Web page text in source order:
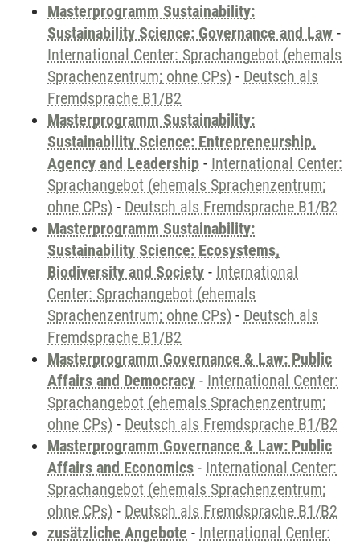
Masterprogramm Sustainability:
Sustainability Science: Governance and Law -
International Center: Sprachangebot (ehemals
Sprachenzentrum; ohne CPs) - Deutsch als
Fremdsprache B1/B2
Masterprogramm Sustainability:
Sustainability Science: Entrepreneurship,
Agency and Leadership - International Center:
Sprachangebot (ehemals Sprachenzentrum;
ohne CPs) - Deutsch als Fremdsprache B1/B2
Masterprogramm Sustainability:
Sustainability Science: Ecosystems,
Biodiversity and Society - International
Center: Sprachangebot (ehemals
Sprachenzentrum; ohne CPs) - Deutsch als
Fremdsprache B1/B2
Masterprogramm Governance & Law: Public
Affairs and Democracy - International Center:
Sprachangebot (ehemals Sprachenzentrum;
ohne CPs) - Deutsch als Fremdsprache B1/B2
Masterprogramm Governance & Law: Public
Affairs and Economics - International Center:
Sprachangebot (ehemals Sprachenzentrum;
ohne CPs) - Deutsch als Fremdsprache B1/B2
zusätzliche Angebote - International Center: